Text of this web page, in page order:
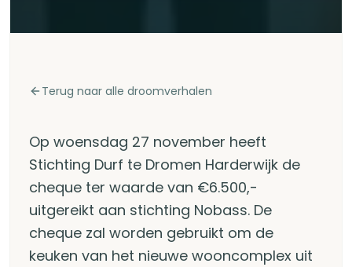
Terug naar alle droomverhalen
Op woensdag 27 november heeft
Stichting Durf te Dromen Harderwijk de
cheque ter waarde van €6.500,-
uitgereikt aan stichting Nobass. De
cheque zal worden gebruikt om de
keuken van het nieuwe wooncomplex uit